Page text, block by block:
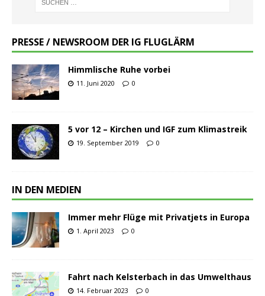
PRESSE / NEWSROOM DER IG FLUGLÄRM
Himmlische Ruhe vorbei
11. Juni 2020 0
5 vor 12 – Kirchen und IGF zum Klimastreik
19. September 2019 0
IN DEN MEDIEN
Immer mehr Flüge mit Privatjets in Europa
1. April 2023 0
Fahrt nach Kelsterbach in das Umwelthaus
14. Februar 2023 0